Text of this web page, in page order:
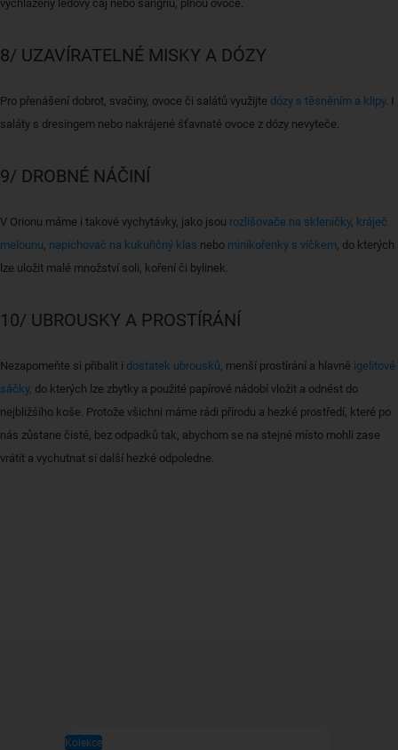
vychlazený ledový čaj nebo sangriu, plnou ovoce.
8/ UZAVÍRATELNÉ MISKY A DÓZY
Pro přenášení dobrot, svačiny, ovoce či salátů využijte dózy s těsněním a klipy. I
saláty s dresingem nebo nakrájené šťavnaté ovoce z dózy nevyteče.
9/ DROBNÉ NÁČINÍ
V Orionu máme i takové vychytávky, jako jsou rozlišovače na skleničky, kráječ
melounu napichovač na kukuřičný klas nebo minikořenky s víčkem , do kterých
lze uložit malé množství soli, koření či bylinek.
10/ UBROUSKY A PROSTÍRÁNÍ
Nezapomeňte si přibalit i dostatek ubrousků, menší prostírání a hlavně igelitové
sáčky, do kterých lze zbytky a použité papírové nádobí vložit a odnést do
nejbližšího koše. Protože všichni máme rádi přírodu a hezké prostředí, které po
nás zůstane čisté, bez odpadků tak, abychom se na stejné místo mohli zase
vrátit a vychutnat si další hezké odpoledne.
Kolekce